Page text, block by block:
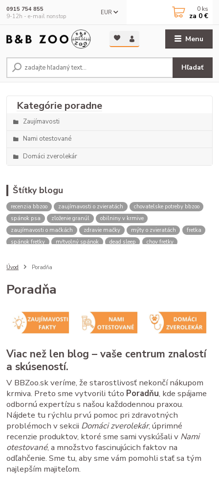
Menu
EUR
Hľadať
0915 754 855
9-12h - e-mail nonstop
0 ks
za 0 €
Zaujímavosti
Nami otestované
Domáci zverolekár
Štítky blogu
recenzia bbzoo zaujímavosti o zvieratách
chovatelske potreby bbzoo
spánok psa
zloženie granúl
obilniny v krmive
zaujímavosti o mačkách
zdravie mačky mýty o zvieratách
fretka
spánok fretky
mŕtvolný spánok dead sleep
chov fretky
ako zmerať psa
zmena času
zimný čas
pivovarské kvasnice
srsť pes
imunita zviera
Saccharomyces cerevisiae
B vitamíny
doplnky pre zvieratá
zdravé trávenie
ako čítať obaly
kvalitné granule pre psa
mačacie kŕmenie
mačacie fúzy mačací spánok
mačacia hygiena
starostlivosť o mačku
Úvod Poradňa
Poradňa
Viac než len blog – vaše centrum znalostí
a skúseností.
V BBZoo.sk veríme, že starostlivosť nekončí nákupom
krmiva. Preto sme vytvorili túto Poradňu, kde spájame
odbornú expertízu s našou každodennou praxou.
Nájdete tu rýchlu prvú pomoc pri zdravotných
problémoch v sekcii Domáci zverolekár, úprimné
recenzie produktov, ktoré sme sami vyskúšali v Nami
otestované, a množstvo fascinujúcich faktov na
odľahčenie. Sme tu, aby sme vám pomohli stať sa tým
najlepším majiteľom.